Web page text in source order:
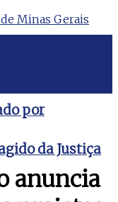
e de Minas
por
da Justiça
anuncia